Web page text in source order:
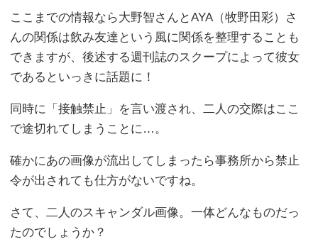
ここまでの情報なら大野智さんとAYA（牧野田彩）さ
んの関係は飲み友達という風に関係を整理することも
できますが、後述する週刊誌のスクープによって彼女
であるといっきに話題に！
同時に「接触禁止」を言い渡され、二人の交際はここ
で途切れてしまうことに…。
確かにあの画像が流出してしまったら事務所から禁止
令が出されても仕方がないですね。
さて、二人のスキャンダル画像。一体どんなものだっ
たのでしょうか？